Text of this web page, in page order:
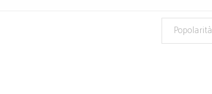
Popolarità